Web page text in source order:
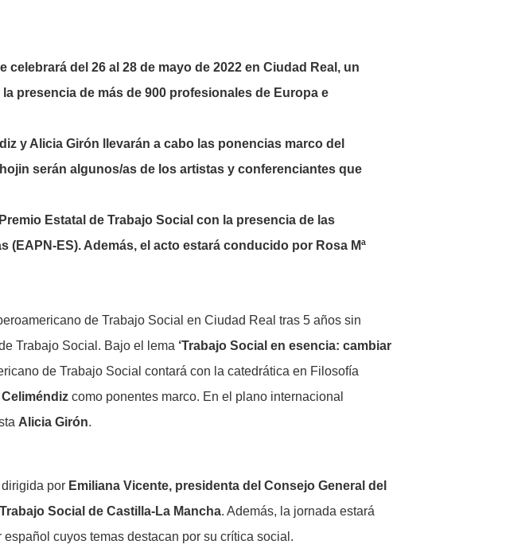
del 26 al 28 de mayo de 2022 en Ciudad Real, un
presencia de más de 900 profesionales de Europa e
y Alicia Girón llevarán a cabo las ponencias marco del
serán algunos/as de los artistas y conferenciantes que
Estatal de Trabajo Social con la presencia de las
ES). Además, el acto estará conducido por Rosa Mª
de Trabajo Social en Ciudad Real tras 5 años sin
Trabajo Social. Bajo el lema ‘Trabajo Social en esencia: cambiar
de Trabajo Social contará con la catedrática en Filosofía
Celiméndiz como ponentes marco. En el plano internacional
Alicia Girón.
por Emiliana Vicente, presidenta del Consejo General del
Social de Castilla-La Mancha. Además, la jornada estará
español cuyos temas destacan por su crítica social.